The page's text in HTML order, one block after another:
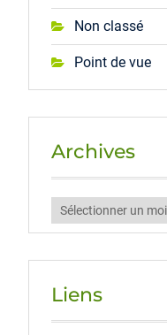
Non classé
Point de vue
Archives
Archives
Liens